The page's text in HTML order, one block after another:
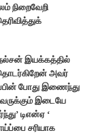
நிறைவேறி
இயக்கத்தில்
தொடர்கிறேன் அவர்
போது இணைந்து
இடையே
டிஎன்ஏ ‘
சரியாக